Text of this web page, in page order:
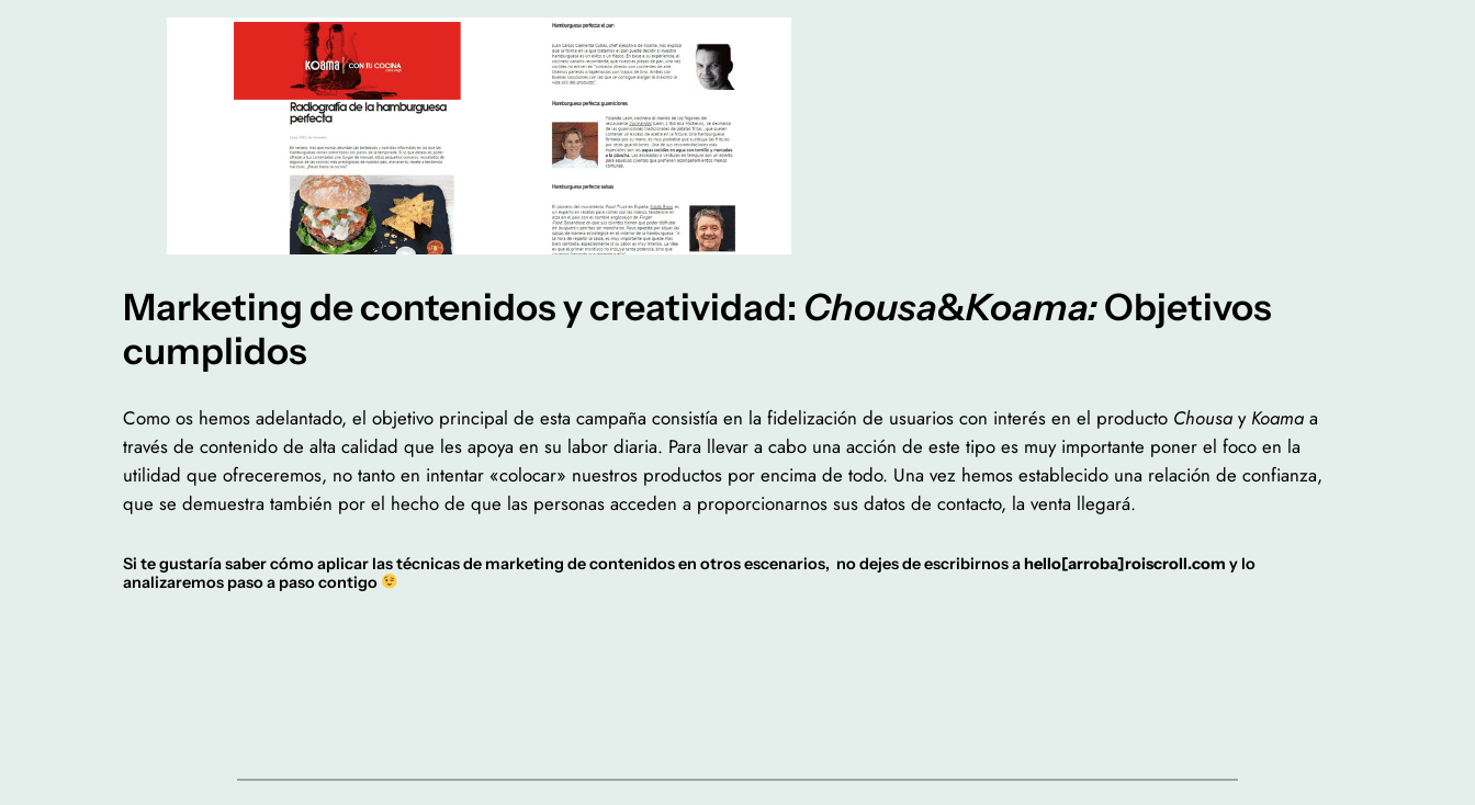
Marketing de contenidos y creatividad: Chousa&Koama:Objetivos
cumplidos
Como os hemos adelantado, el objetivo principal de esta campaña consistía en la fidelización de usuarios con interés en el producto Chousa y Koama a
través de contenido de alta calidad que les apoya en su labor diaria. Para llevar a cabo una acción de este tipo es muy importante poner el foco en la
utilidad que ofreceremos, no tanto en intentar «colocar» nuestros productos por encima de todo. Una vez hemos establecido una relación de confianza,
que se demuestra también por el hecho de que las personas acceden a proporcionarnos sus datos de contacto, la venta llegará.
Si te gustaría saber cómo aplicar las técnicas de marketing de contenidos en otros escenarios, no dejes de escribirnos ahello[arroba]roiscroll.com y lo
analizaremos paso a paso contigo